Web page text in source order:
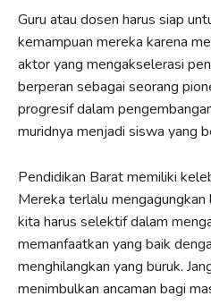
Guru atau dosen harus siap
kemampuan mereka karena
aktor yang mengakselerasi
berperan sebagai seorang
progresif dalam
muridnya menjadi siswa yang
Pendidikan Barat memiliki
Mereka terlalu
kita harus selektif dalam
memanfaatkan yang baik
menghilangkan yang buruk.
menimbulkan ancaman bagi